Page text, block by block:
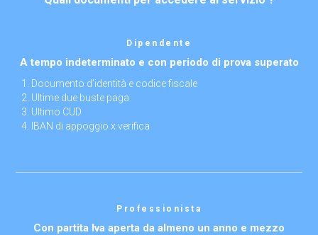
Dipendente
A tempo indeterminato e con periodo di prova superato
Documento d’identità e codice fiscale
Ultime due buste paga
Ultimo CUD
IBAN di appoggio x verifica
Professionista
Con partita Iva aperta da almeno un anno e mezzo